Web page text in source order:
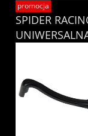
SPIDER
promocja